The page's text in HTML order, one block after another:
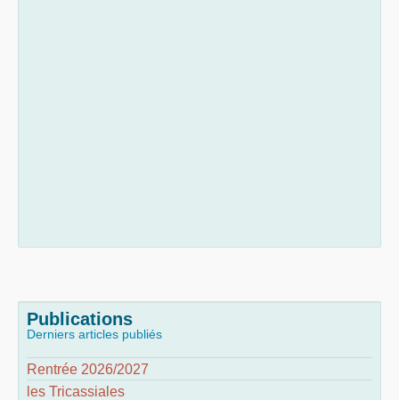
Publications
Derniers articles publiés
Rentrée 2026/2027
les Tricassiales